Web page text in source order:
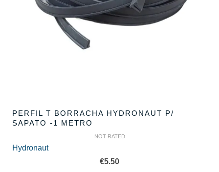
PERFIL T BORRACHA HYDRONAUT P/
SAPATO -1 METRO
NOT RATED
Hydronaut
€5.50